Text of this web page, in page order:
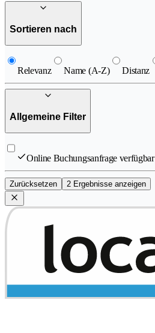
Sortieren nach
Relevanz Name (A-Z) Distanz
Allgemeine Filter
Online Buchungsanfrage verfügbar
Zurücksetzen 2 Ergebnisse anzeigen